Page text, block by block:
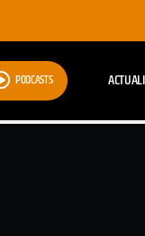
PODCASTS